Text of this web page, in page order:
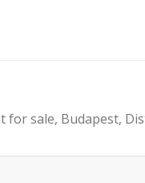
for sale, Budapest,